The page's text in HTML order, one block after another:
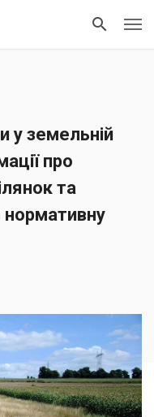
у земельній
про
та
нормативну